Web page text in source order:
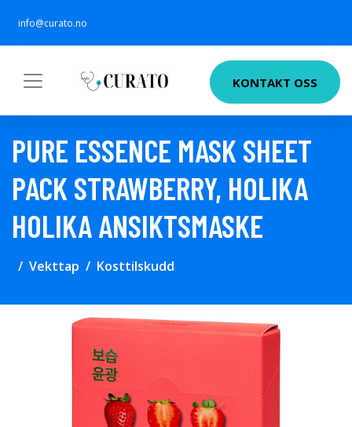
info@curato.no
KONTAKT OSS
PURE ESSENCE MASK SHEET
PACK STRAWBERRY, HOLIKA
HOLIKA ANSIKTSMASKE
Vekttap Kosttilskudd